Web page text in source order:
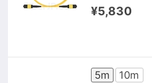
¥5,830
5m
10m